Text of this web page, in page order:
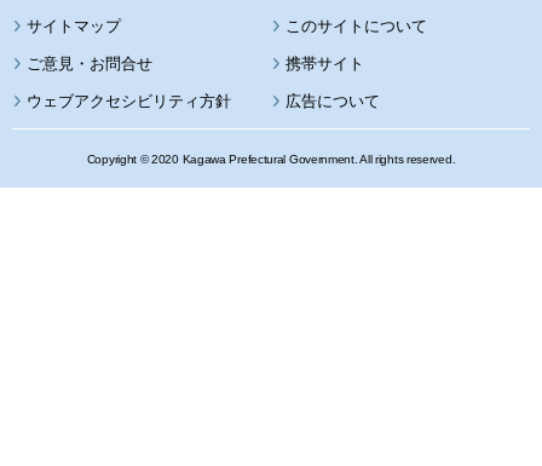
サイトマップ このサイトについて
携帯サイト
ウェブアクセシビリティ方針 広告について
Copyright © 2020 Kagawa Prefectural Government. All rights reserved.